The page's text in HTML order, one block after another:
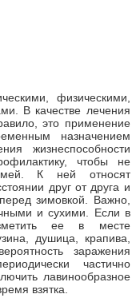
физическими,
В качестве лечения
это применение
назначением
жизнеспособности
чтобы не
К ней относят
друг от друга и
зимовкой. Важно,
и сухими. Если в
ее в месте
душица, крапива,
заражения
частично
лавинообразное
взятка.